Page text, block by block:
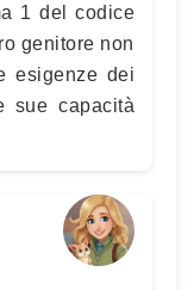
1 del codice
genitore non
esigenze dei
sue capacità